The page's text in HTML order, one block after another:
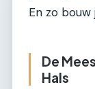
En zo
De
Hals